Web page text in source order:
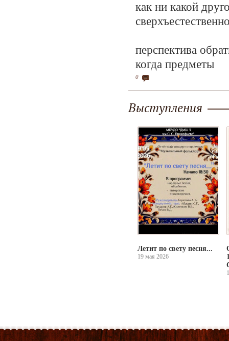
как ни какой
перспектива
когда предметы
0
Выступления
Летит по свету песня...
19 мая 2026